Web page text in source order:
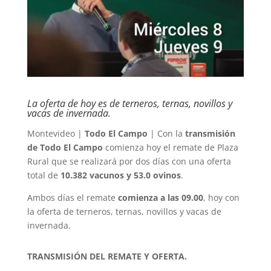
La oferta de hoy es de terneros, ternas, novillos y
vacas de invernada.
Montevideo | Todo El Campo | Con la transmisión
de Todo El Campo comienza hoy el remate de Plaza
Rural que se realizará por dos días con una oferta
total de 10.382 vacunos y 53.0 ovinos.
Ambos días el remate comienza a las 09.00, hoy con
la oferta de terneros, ternas, novillos y vacas de
invernada.
TRANSMISIÓN DEL REMATE Y OFERTA.